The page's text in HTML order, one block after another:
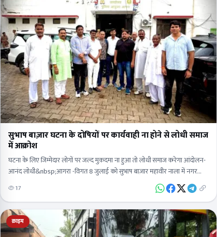
सुभाष बाज़ार घटना के दोषियों पर कार्यवाही ना होने से लोधी समाज
में आक्रोश
घटना के लिए जिम्मेदार लोगों पर जल्द मुक़दमा ना हुआ तो लोधी समाज करेगा आंदोलन-
आनंद लोधी&nbsp;आगरा -विगत 8 जुलाई को सुभाष बाज़ार महावीर नाला में नगर
17
क्राइम